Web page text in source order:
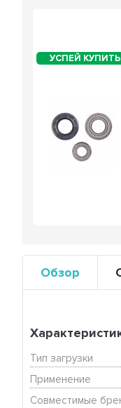
Обзор
Тип загрузки
Применение
Совместимые